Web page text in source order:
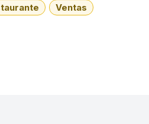
Ventas